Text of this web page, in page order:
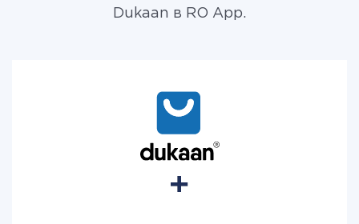
Dukaan в RO App.